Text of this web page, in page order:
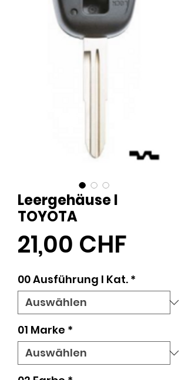
Leergehäuse I
TOYOTA
21,00 CHF
00 Ausführung l Kat. *
01 Marke *